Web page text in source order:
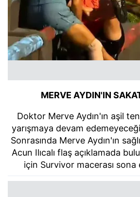
MERVE AYDIN'IN
Doktor Merve Aydın'ın aşil
yarışmaya devam
Sonrasında Merve Aydın'ın
Acun Ilıcalı flaş açıklamada
için Survivor macerası sona